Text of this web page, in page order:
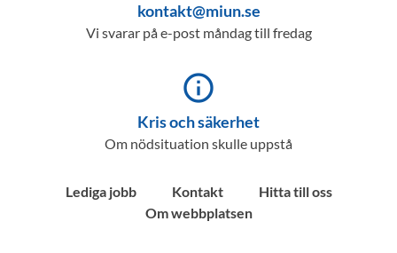
kontakt@miun.se
Vi svarar på e-post måndag till fredag
info_outline
Kris och säkerhet
Om nödsituation skulle uppstå
Lediga jobb Kontakt
Hitta till oss
Om webbplatsen